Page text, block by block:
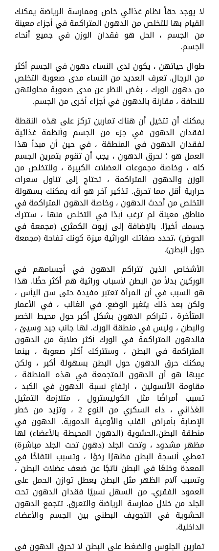
لا يوجد حقاً نظام غذائي خاص وممارسة الرياضة يمكنك
القيام بها للتخلص من الدهون المتراكمة في أجزاء معينة
من الجسم ، الحل هو فقدان الوزن في جميع أنحاء
الجسم.
طوال حياتهن ، يكون لدى النساء دهون في الجسم أكثر
من الرجال. تعرف العديد من النساء مدى صعوبة التخلص
من دهون الورك ، بغض النظر عن مدى صعوبة محاولتهن
للنحافة ، مقارنة بالدهون في أجزاء أخرى من الجسم.
يمكنك أن تتخيل أن هناك تمارين تركز على هذه النقطة
لفقدان الدهون في جزء من الجسم وأنظمة غذائية
لفقدان الدهون في المنطقة ، في حين أن مبدأ هذا
العمل هو ؛ لحرق الدهون ، يجب أن تقوم بتمرين الجسم
كله ، وخاصة مجموعات العضلات الكبيرة ، وللتخلص من
الوزن والدهون المتراكمة ، تحتاج إلى تناول سعرات
حرارية أقل مما تحرق. تذكير آخر هو أنه يمكنك بسهولة
التخلص من أحدث الدهون ، وخاصة الدهون المتراكمة في
مناطق معينة لم ترغب أبدًا في التخلص منها ، ستترك
جسمك أخيرًا. بالإضافة إلى زيوت الكمثرى (مجمعة في
الحوض) ،تحدد صفاتك الوراثية ميزة كونك تفاحة (مجمعة
حول البطن).
الأشخاص الذين تتراكم الدهون في أجسامهم في
الوركين بدلاً من البطن لأسباب وراثية هم أكثر حظًا. هذا
هو السبب في أن المرأة تعتبر مفيدة حتى سن اليأس ،
ولكن بعد ذلك يتغير الوضع. في الغالب ، في الأعمار
المتأخرة ، تتراكم الدهون بشكل أكبر حول محيط الخصر
والبطن ، وليس في منطقة الورك. لها جانب جيد وسيئ ،
فالدهون المتراكمة في الورك أكثر صلابة من الدهون
المتراكمة في البطن ، وستتركك أكثر صعوبة ، بينما
يمكنك حرق الدهون حول البطن بسهولة أكبر ، ولكن
عيبها هو أن الدهون المتجمعة في هذه المنطقة ،
مقاومة الأنسولين ، ارتفاع نسبة الدهون في الكبد ،
تسبب أمراضًا مثل الكوليسترول ، متلازمة التمثيل
الغذائي ، داء السكري من النوع 2 ، وتزيد من خطر
الإصابة بأمراض القلب والأوعية الدموية. الدهون في
منطقة البطن،الحشوية (الدهون المحيطة بالأعضاء) لها
مظهر مشدود ، وتحت الجلد (دهون تحت الجلد مباشرة)
تعطي أنسجة البطن مظهرًا رخوًا ، وتسبب انتفاخًا في
المعدة وخلعًا في البطن ناتجًا عن ضعف عضلات البطن ،
وتسبب آلام الظهر مثل البطن يعطل توازن الحمل على
العمود الفقري. من السهل نسبيًا فقدان الدهون تحت
الجلد من خلال ممارسة الرياضة والتعرق. تتجمع الدهون
الحشوية في التجويف البطني بين الجسم والأعضاء
الداخلية.
تمارين الجلوس والضغط على البطن لا تحرق الدهون في